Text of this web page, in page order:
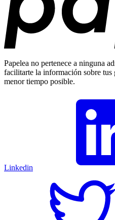
Papelea no pertenece a ninguna
facilitarte la información sobre tus
menor tiempo posible.
Linkedin